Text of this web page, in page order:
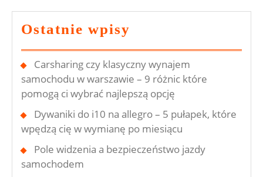
Ostatnie wpisy
Carsharing czy klasyczny wynajem
samochodu w warszawie – 9 różnic które
pomogą ci wybrać najlepszą opcję
Dywaniki do i10 na allegro – 5 pułapek, które
wpędzą cię w wymianę po miesiącu
Pole widzenia a bezpieczeństwo jazdy
samochodem